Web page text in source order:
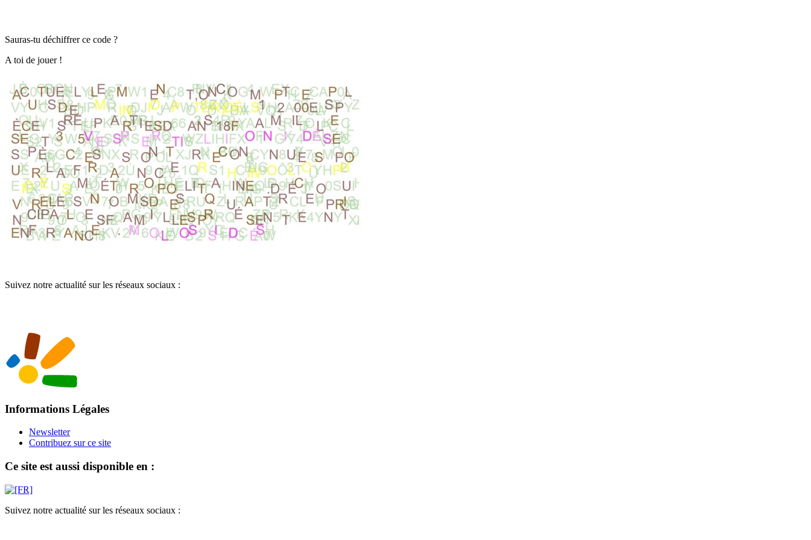
Sauras-tu déchiffrer ce code ?
A toi de jouer !
Suivez notre actualité sur les réseaux sociaux :
Informations Légales
Newsletter
Contribuez sur ce site
Ce site est aussi disponible en :
Suivez notre actualité sur les réseaux sociaux :